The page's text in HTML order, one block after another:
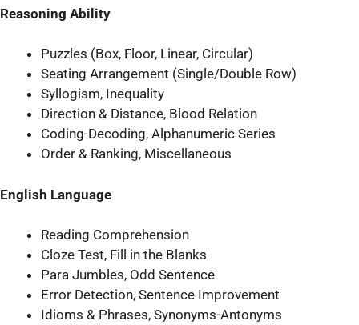
Reasoning Ability
Puzzles (Box, Floor, Linear, Circular)
Seating Arrangement (Single/Double Row)
Syllogism, Inequality
Direction & Distance, Blood Relation
Coding-Decoding, Alphanumeric Series
Order & Ranking, Miscellaneous
English Language
Reading Comprehension
Cloze Test, Fill in the Blanks
Para Jumbles, Odd Sentence
Error Detection, Sentence Improvement
Idioms & Phrases, Synonyms-Antonyms